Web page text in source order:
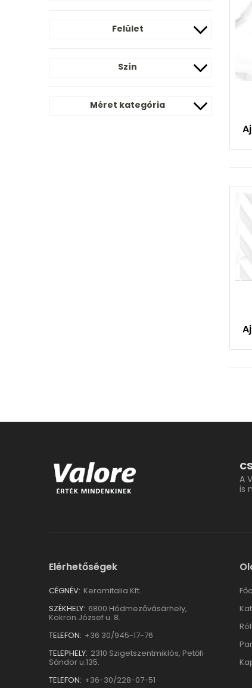
Felület
Szín
Méret kategória
A
is
Elérhetőségek
CÉGNÉV: Keramitalia Kft.
SZÉKHELY: 6800 Hódmezővásárhely,
Kokron József u. 8.
TELEFON: +36 30/945-17-76
TELEPHELY: 2310 Szigetszentmiklós, Petőfi
Sándor u.135.
TELEFON: +36-30/228-07-51